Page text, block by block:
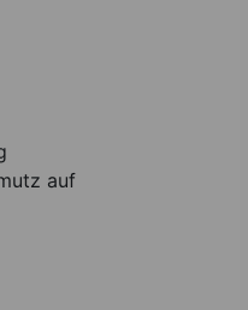
auf